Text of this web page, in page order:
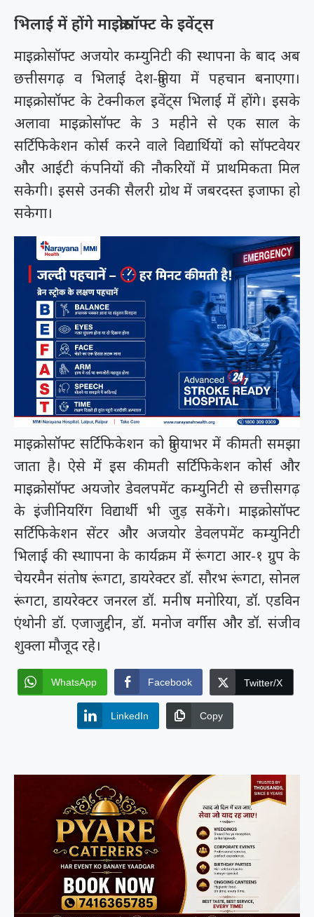
भिलाई में होंगे माइक्रोसॉफ्ट के इवेंट्स
माइक्रोसॉफ्ट अजयोर कम्युनिटी की स्थापना के बाद अब
छत्तीसगढ़ व भिलाई देश-दुनिया में पहचान बनाएगा।
माइक्रोसॉफ्ट के टेक्नीकल इवेंट्स भिलाई में होंगे। इसके
अलावा माइक्रोसॉफ्ट के 3 महीने से एक साल के
सर्टिफिकेशन कोर्स करने वाले विद्यार्थियों को सॉफ्टवेयर
और आईटी कंपनियों की नौकरियों में प्राथमिकता मिल
सकेगी। इससे उनकी सैलरी ग्रोथ में जबरदस्त इजाफा हो
सकेगा।
माइक्रोसॉफ्ट सर्टिफिकेशन को दुनियाभर में कीमती समझा
जाता है। ऐसे में इस कीमती सर्टिफिकेशन कोर्स और
माइक्रोसॉफ्ट अयजोर डेवलपमेंट कम्युनिटी से छत्तीसगढ़
के इंजीनियरिंग विद्यार्थी भी जुड़ सकेंगे। माइक्रोसॉफ्ट
सर्टिफिकेशन सेंटर और अजयोर डेवलपमेंट कम्युनिटी
भिलाई की स्थाापना के कार्यक्रम में रूंगटा आर-१ ग्रुप के
चेयरमैन संतोष रूंगटा, डायरेक्टर डॉ. सौरभ रूंगटा, सोनल
रूंगटा, डायरेक्टर जनरल डॉ. मनीष मनोरिया, डॉ. एडविन
एंथोनी डॉ. एजाजुद्दीन, डॉ. मनोज वर्गीस और डॉ. संजीव
शुक्ला मौजूद रहे।
WhatsApp Facebook Twitter/X
LinkedIn Copy